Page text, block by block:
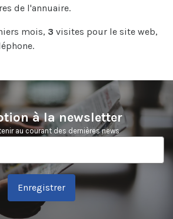
de l'annuaire.
mois, 3 visites pour le site web,
à la newsletter
au courant des dernières news
Enregistrer